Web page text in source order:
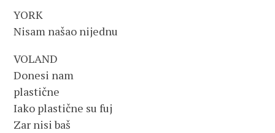
YORK
Nisam našao nijednu
VOLAND
Donesi nam
plastične
Iako plastične su fuj
Zar nisi baš